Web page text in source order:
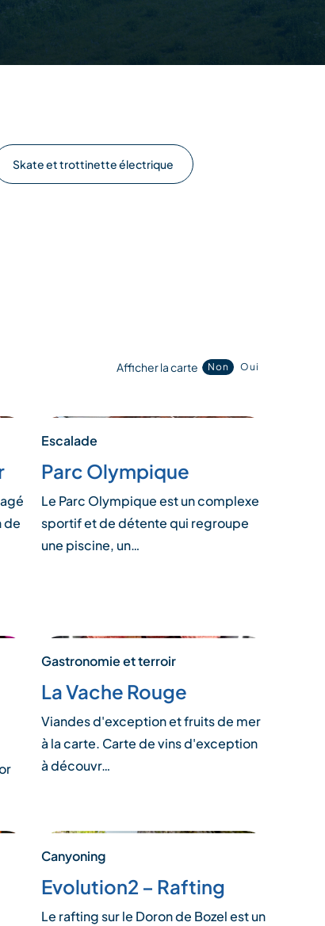
Skate et trottinette électrique
Afficher la carte Non Oui
de
Escalade
Parc Olympique
Le Parc Olympique est un complexe
sportif et de détente qui regroupe
une piscine, un…
Gastronomie et terroir
La Vache Rouge
Viandes d'exception et fruits de mer
à la carte. Carte de vins d'exception
à découvr…
Canyoning
Evolution2 – Rafting
Le rafting sur le Doron de Bozel est un